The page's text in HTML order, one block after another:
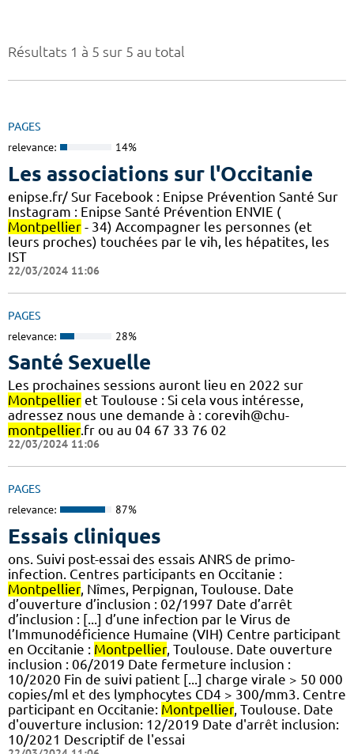
Résultats 1 à 5 sur 5 au total
PAGES
relevance: 14%
Les associations sur l'Occitanie
enipse.fr/ Sur Facebook : Enipse Prévention Santé Sur
Instagram : Enipse Santé Prévention ENVIE (
Montpellier - 34) Accompagner les personnes (et
leurs proches) touchées par le vih, les hépatites, les
IST
22/03/2024 11:06
PAGES
relevance: 28%
Santé Sexuelle
Les prochaines sessions auront lieu en 2022 sur
Montpellier et Toulouse : Si cela vous intéresse,
adressez nous une demande à : corevih@chu-
montpellier.fr ou au 04 67 33 76 02
22/03/2024 11:06
PAGES
relevance: 87%
Essais cliniques
ons. Suivi post-essai des essais ANRS de primo-
infection. Centres participants en Occitanie :
Montpellier, Nîmes, Perpignan, Toulouse. Date
d’ouverture d’inclusion : 02/1997 Date d’arrêt
d’inclusion : [...] d’une infection par le Virus de
l’Immunodéficience Humaine (VIH) Centre participant
en Occitanie : Montpellier, Toulouse. Date ouverture
inclusion : 06/2019 Date fermeture inclusion :
10/2020 Fin de suivi patient [...] charge virale > 50 000
copies/ml et des lymphocytes CD4 > 300/mm3. Centre
participant en Occitanie: Montpellier, Toulouse. Date
d'ouverture inclusion: 12/2019 Date d'arrêt inclusion:
10/2021 Descriptif de l'essai